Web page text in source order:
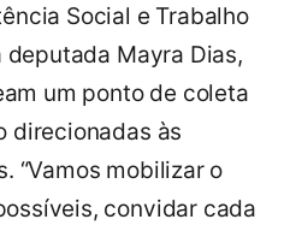
Social e Trabalho
Mayra Dias,
um ponto de coleta
direcionadas às
“Vamos mobilizar o
convidar cada